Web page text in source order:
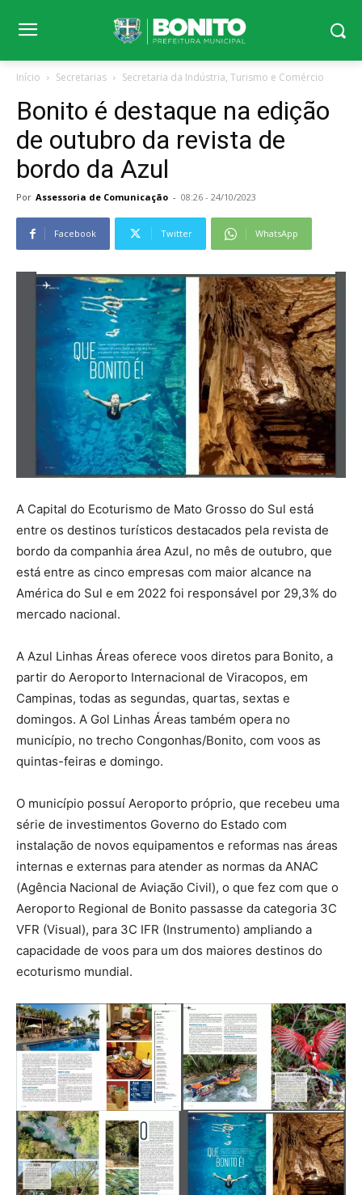
Início Secretarias Secretaria da Indústria, Turismo e Comércio
Bonito é destaque na edição
de outubro da revista de
bordo da Azul
Por Assessoria de Comunicação - 08:26 - 24/10/2023
Facebook Twitter WhatsApp
A Capital do Ecoturismo de Mato Grosso do Sul está
entre os destinos turísticos destacados pela revista de
bordo da companhia área Azul, no mês de outubro, que
está entre as cinco empresas com maior alcance na
América do Sul e em 2022 foi responsável por 29,3% do
mercado nacional.
A Azul Linhas Áreas oferece voos diretos para Bonito, a
partir do Aeroporto Internacional de Viracopos, em
Campinas, todas as segundas, quartas, sextas e
domingos. A Gol Linhas Áreas também opera no
município, no trecho Congonhas/Bonito, com voos as
quintas-feiras e domingo.
O município possuí Aeroporto próprio, que recebeu uma
série de investimentos Governo do Estado com
instalação de novos equipamentos e reformas nas áreas
internas e externas para atender as normas da ANAC
(Agência Nacional de Aviação Civil), o que fez com que o
Aeroporto Regional de Bonito passasse da categoria 3C
VFR (Visual), para 3C IFR (Instrumento) ampliando a
capacidade de voos para um dos maiores destinos do
ecoturismo mundial.